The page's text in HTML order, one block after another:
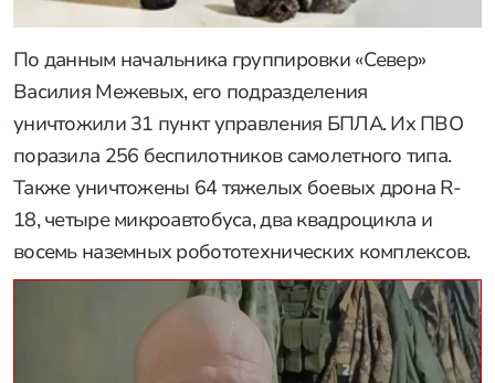
По данным начальника группировки «Север»
Василия Межевых, его подразделения
уничтожили 31 пункт управления БПЛА. Их ПВО
поразила 256 беспилотников самолетного типа.
Также уничтожены 64 тяжелых боевых дрона R-
18, четыре микроавтобуса, два квадроцикла и
восемь наземных робототехнических комплексов.